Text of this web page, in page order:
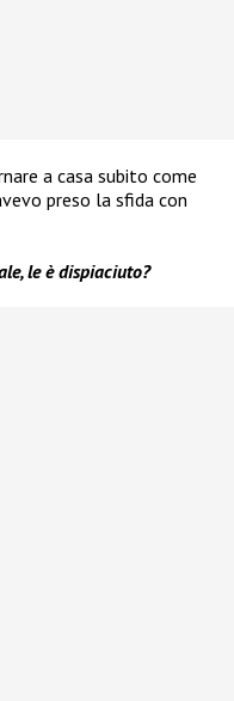
a casa subito come
preso la sfida con
le è dispiaciuto?